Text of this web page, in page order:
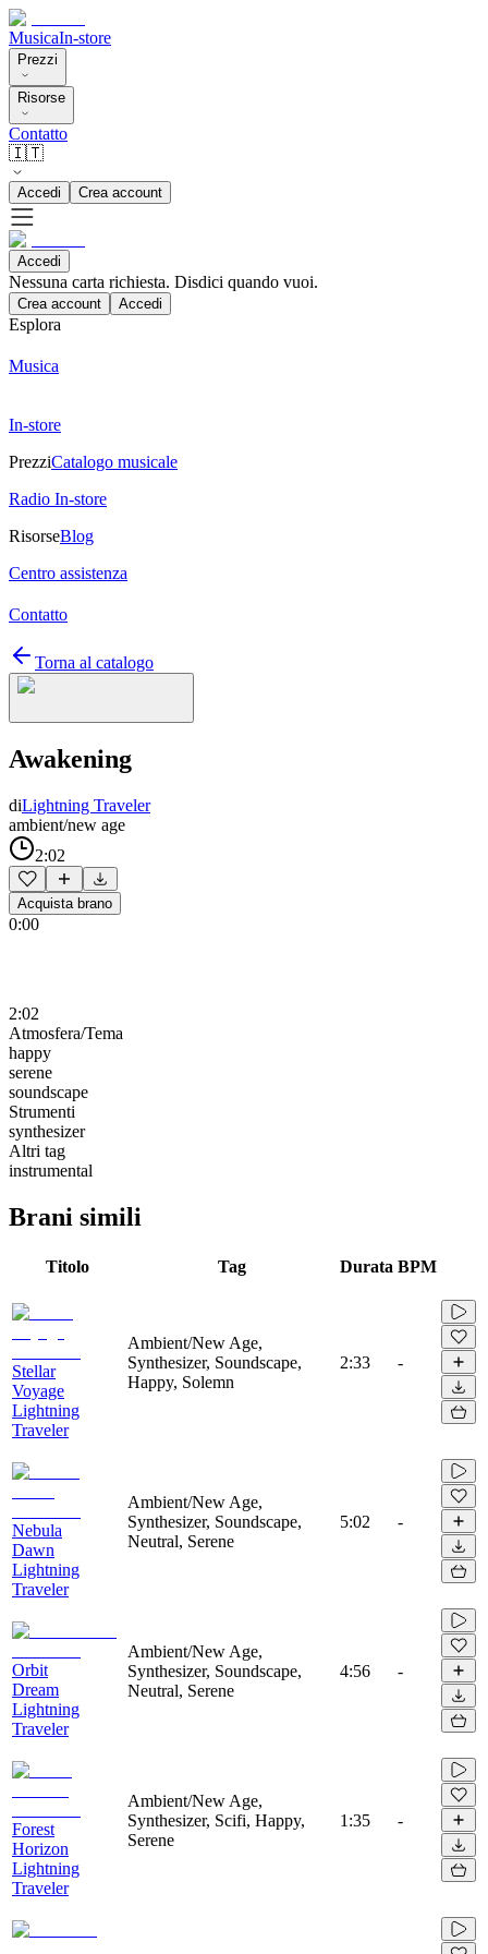
MusicaIn-store
Prezzi
Risorse
Contatto
🇮🇹
Accedi Crea account
Accedi
Nessuna carta richiesta. Disdici quando vuoi.
Crea account Accedi
Esplora
Musica
In-store
PrezziCatalogo musicale
Radio In-store
RisorseBlog
Centro assistenza
Contatto
Torna al catalogo
Awakening
diLightning Traveler
ambient/new age
2:02
Acquista brano
0:00
2:02
Atmosfera/Tema
happy
serene
soundscape
Strumenti
synthesizer
Altri tag
instrumental
Brani simili
Titolo Tag Durata BPM
Stellar
Voyage
Lightning
Traveler
Ambient/New Age,
Synthesizer, Soundscape,
Happy, Solemn
2:33 -
Nebula
Dawn
Lightning
Traveler
Ambient/New Age,
Synthesizer, Soundscape,
Neutral, Serene
5:02 -
Orbit
Dream
Lightning
Traveler
Ambient/New Age,
Synthesizer, Soundscape,
Neutral, Serene
4:56 -
Forest
Horizon
Lightning
Traveler
Ambient/New Age,
Synthesizer, Scifi, Happy,
Serene
1:35 -